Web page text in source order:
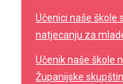
Učenici naše škole
natjecanju za
Učenik naše škole
Županijske